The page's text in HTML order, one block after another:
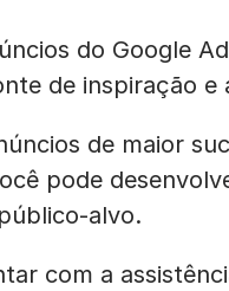
do Google
de inspiração e
de maior
pode
alvo.
com a